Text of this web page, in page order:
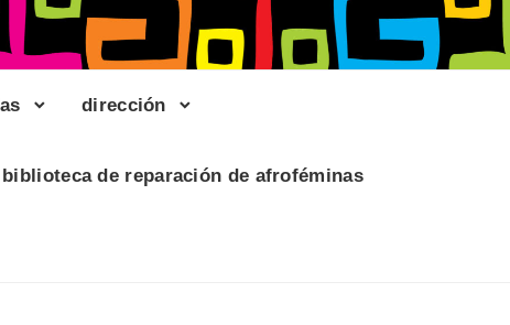
dirección
biblioteca de reparación de afroféminas